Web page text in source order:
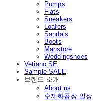
Pumps
Flats
Sneakers
Loafers
Sandals
Boots
Manstore
Weddingshoes
Vetiano SE
Sample SALE
브랜드 소개
About us
수제화공장 일상